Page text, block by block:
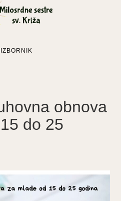
IZBORNIK
obnova
do 25